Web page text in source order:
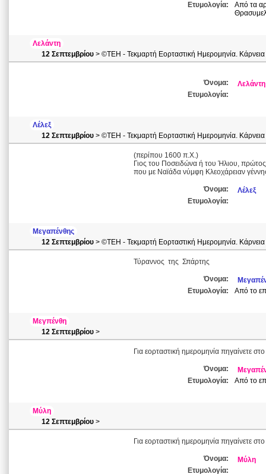
Ετυμολογία:
Από τα
Λελάντη
12 Σεπτεμβρίου > ©ΤΕΗ - Τεκμαρτή Εορταστική Ημερομηνία. Κάρνεια
Όνομα:
Λελάντη
Ετυμολογία:
Λέλεξ
12 Σεπτεμβρίου > ©ΤΕΗ - Τεκμαρτή Εορταστική Ημερομηνία. Κάρνεια
(περίπου 1600 π.Χ.)
Γιος του Ποσειδώνα ή του Ήλιου,
που με Ναϊάδα νύμφη Κλεοχάρειαν
Όνομα:
Λέλεξ
Ετυμολογία:
Μεγαπένθης
12 Σεπτεμβρίου > ©ΤΕΗ - Τεκμαρτή Εορταστική Ημερομηνία. Κάρνεια
Τύραννος της Σπάρτης
Όνομα:
Ετυμολογία:
Από το
Μεγπένθη
12 Σεπτεμβρίου >
Για εορταστική ημερομηνία πηγαίνετε
Όνομα:
Ετυμολογία:
Από το
Μύλη
12 Σεπτεμβρίου >
Για εορταστική ημερομηνία πηγαίνετε
Όνομα:
Μύλη
Ετυμολογία: